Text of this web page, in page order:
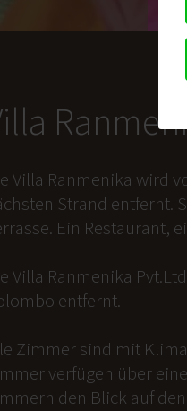
Villa Ranmenika wird
Strand entfernt.
Ein Restaurant,
Villa Ranmenika
entfernt.
Zimmer sind mit
verfügen über
den Blick auf